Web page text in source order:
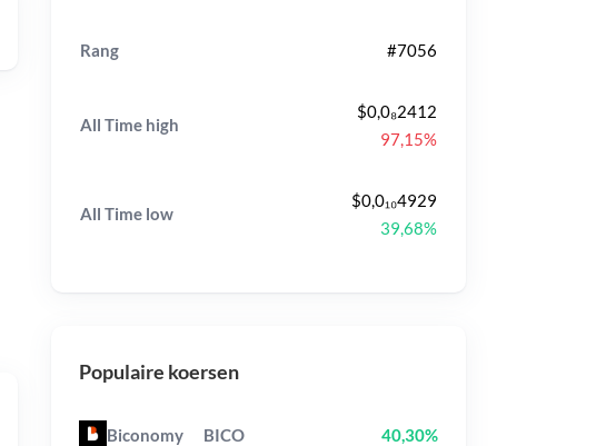
Rang #7056
All Time high
$0,0₈2412
97,15%
All Time low
$0,0₁₀4929
39,68%
Populaire koersen
Biconomy BICO 40,30%